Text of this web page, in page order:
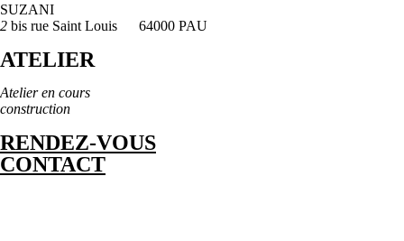
SUZANI
2 bis rue Saint Louis 64000 PAU
ATELIER
Atelier en cours
construction
RENDEZ-VOUS
CONTACT